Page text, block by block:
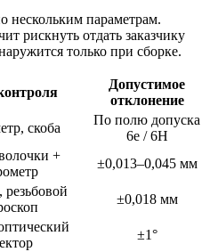
нескольким параметрам.
рискнуть отдать заказчику
только при сборке.
Допустимое
отклонение
скоба
По полю допуска
6e / 6H
+
±0,013–0,045 мм
±0,018 мм
±1°